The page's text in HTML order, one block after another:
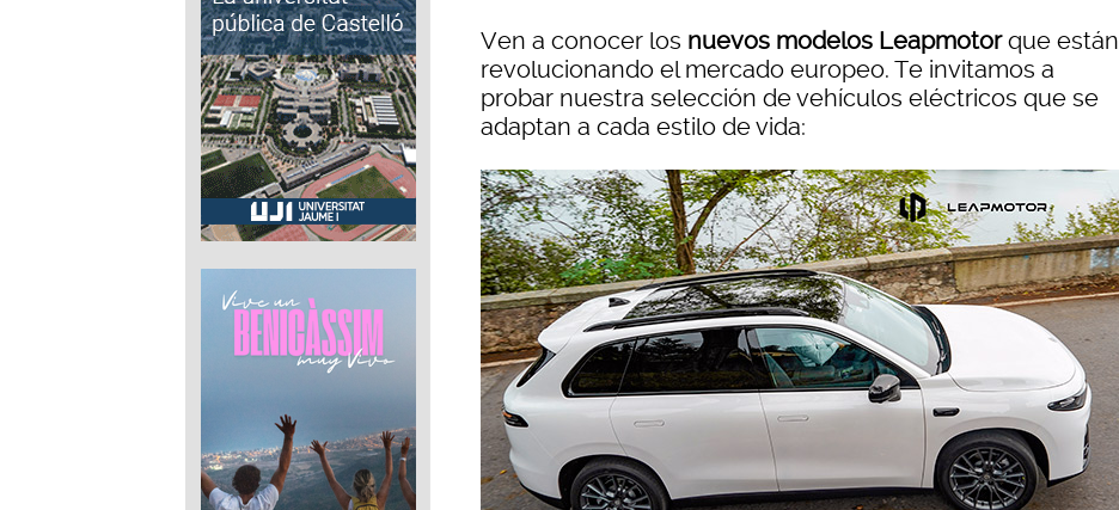
Ven a conocer los nuevos modelos Leapmotorque están
revolucionando el mercado europeo. Te invitamos a
probar nuestra selección de vehículos eléctricos que se
adaptan a cada estilo de vida: